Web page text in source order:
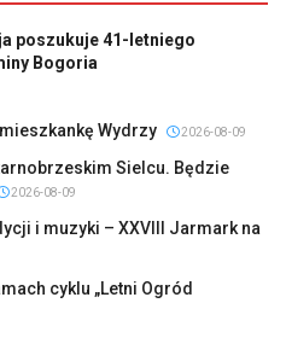
poszukuje 41-letniego
Bogoria
Wydrzy 2026-08-09
Sielcu. Będzie
2026-08-09
i muzyki – XXVIII Jarmark na
cyklu „Letni Ogród